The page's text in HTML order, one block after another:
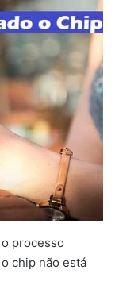
processo
chip não está